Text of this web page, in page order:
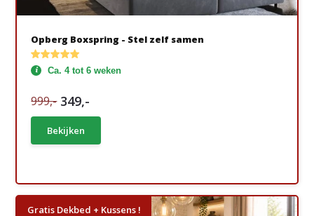
Opberg Boxspring - Stel zelf samen
Ca. 4 tot 6 weken
999,- 349,-
Bekijken
Gratis Dekbed + Kussens !